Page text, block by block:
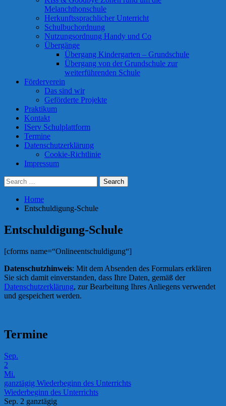
Melanchthonschule
Herkunftssprachlicher Unterricht
Schulbuchordnung
Nutzungsordnung Handy und Co
Übergänge
Übergang Kindergarten – Grundschule
Übergang von der Grundschule zur
weiterführenden Schule
Förderverein
Das sind wir
Geförderte Projekte
Praktikum
Kontakt
IServ Schulplattform
Termine
Datenschutzerklärung
Cookie-Richtlinie
Impressum
Search
Search
Close
Search
for:
Search
Home
Entschuldigung-Schule
Entschuldigung-Schule
[cforms name=“Onlineentschuldigung“]
Datenschutzhinweis: Mit dem Absenden des Formulars erklären
Sie sich damit einverstanden, dass Ihre Daten, gemäß der
Datenschutzerklärung, zur Bearbeitung Ihres Anliegens verwendet
und gespeichert werden.
Termine
Sep.
2
Mi.
ganztägig Wiederbeginn des Unterrichts
Wiederbeginn des Unterrichts
Sep. 2 ganztägig